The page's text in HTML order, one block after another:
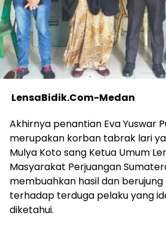
LensaBidik.Com-Medan
Akhirnya penantian Eva Yuswar
merupakan korban tabrak lari
Mulya Koto sang Ketua Umum
Masyarakat Perjuangan
membuahkan hasil dan berujung
terhadap terduga pelaku yang
diketahui.